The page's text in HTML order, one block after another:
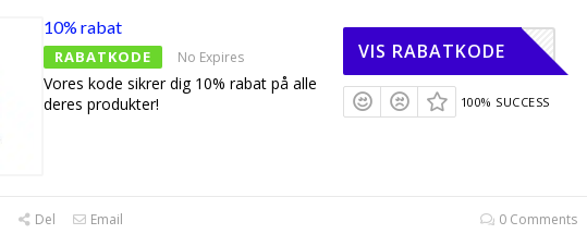
10% rabat
RABATKODE No Expires
Vores kode sikrer dig 10% rabat på alle
deres produkter!
SOMMER
VIS RABATKODE
100% SUCCESS
Del Email 0 Comments